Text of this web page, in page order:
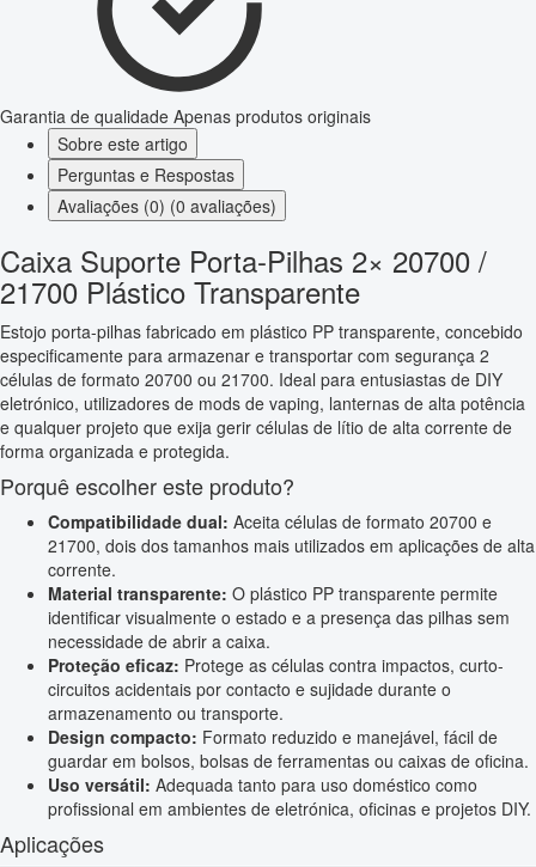
Garantia de qualidade Apenas produtos originais
Sobre este artigo
Perguntas e Respostas
Avaliações (0) (0 avaliações)
Caixa Suporte Porta-Pilhas 2× 20700 /
21700 Plástico Transparente
Estojo porta-pilhas fabricado em plástico PP transparente, concebido
especificamente para armazenar e transportar com segurança 2
células de formato 20700 ou 21700. Ideal para entusiastas de DIY
eletrónico, utilizadores de mods de vaping, lanternas de alta potência
e qualquer projeto que exija gerir células de lítio de alta corrente de
forma organizada e protegida.
Porquê escolher este produto?
Compatibilidade dual: Aceita células de formato 20700 e
21700, dois dos tamanhos mais utilizados em aplicações de alta
corrente.
Material transparente: O plástico PP transparente permite
identificar visualmente o estado e a presença das pilhas sem
necessidade de abrir a caixa.
Proteção eficaz: Protege as células contra impactos, curto-
circuitos acidentais por contacto e sujidade durante o
armazenamento ou transporte.
Design compacto: Formato reduzido e manejável, fácil de
guardar em bolsos, bolsas de ferramentas ou caixas de oficina.
Uso versátil: Adequada tanto para uso doméstico como
profissional em ambientes de eletrónica, oficinas e projetos DIY.
Aplicações